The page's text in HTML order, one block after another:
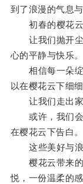
到了浪漫的气息
初春的樱花云
让我们抛开尘
心的平静与快乐。
相信每一朵绽
以在樱花云下细细
让我们走出家
或许，我们会
在樱花云下告白。
这些美好与浪
樱花云带来的
悦，一份温柔的感